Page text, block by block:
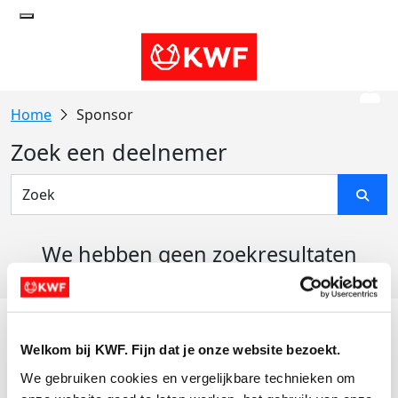
Welkom bij KWF. Fijn dat je onze website bezoekt.
We gebruiken cookies en vergelijkbare technieken om
Sponsor
Zoek een deelnemer
We hebben geen zoekresultaten
Actiematerialen
Evenementen